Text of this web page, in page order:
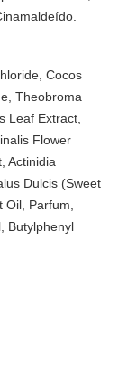
Cocos
Theobroma
Leaf Extract,
Flower
Actinidia
Dulcis (Sweet
Oil, Parfum,
Butylphenyl